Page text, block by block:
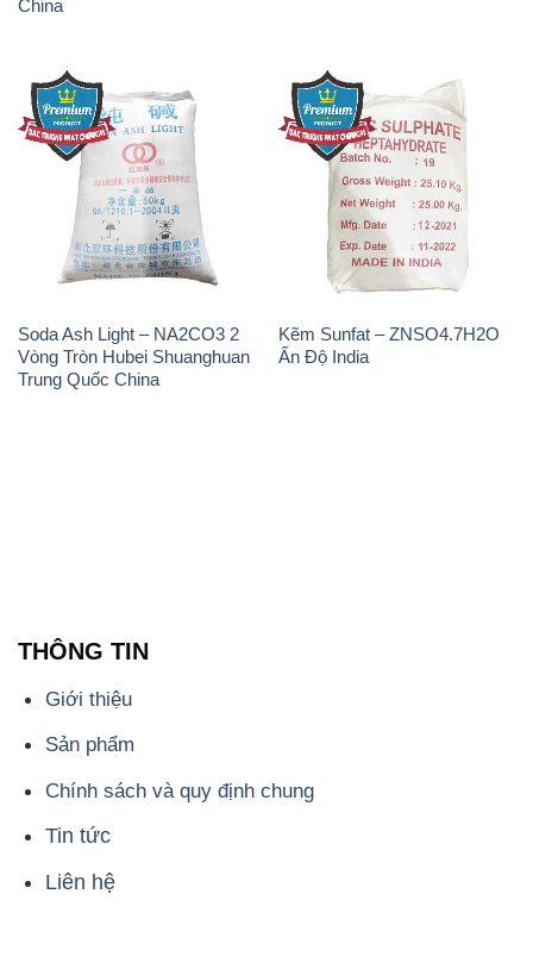
Soda Ash Light – NA2CO3 2
Vòng Tròn Hubei Shuanghuan
Trung Quốc China
Kẽm Sunfat – ZNSO4.7H2O
Ấn Độ India
Chính sách và quy định chung
Tin tức
Liên hệ
📞
PHÒNG KINH DOANH - CÔNG TY HÓA CHẤT
ĐẮC TRƯỜNG PHÁT